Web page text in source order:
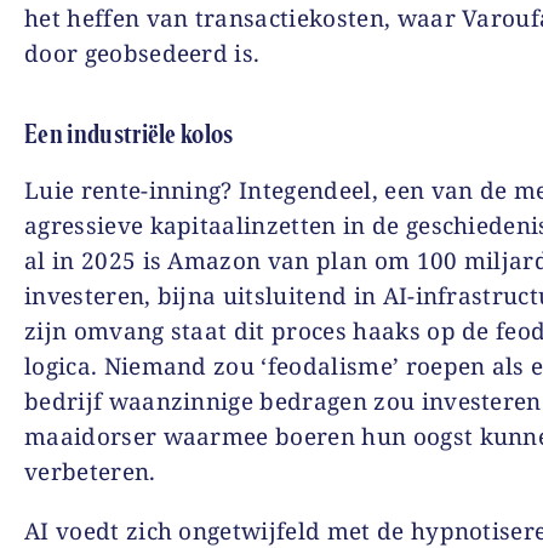
het heffen van transactiekosten, waar
door geobsedeerd is.
Een industriële kolos
Luie rente-inning? Integendeel, een van de
agressieve kapitaalinzetten in de
al in 2025 is Amazon van plan om 100
investeren, bijna uitsluitend in AI-
zijn omvang staat dit proces haaks op de
logica. Niemand zou ‘feodalisme’ roepen als
bedrijf waanzinnige bedragen zou
maaidorser waarmee boeren hun oogst
verbeteren.
AI voedt zich ongetwijfeld met de